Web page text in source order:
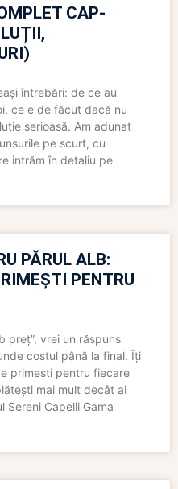
CAP-
întrebări: de ce au
ce e de făcut dacă nu
serioasă. Am adunat
pe scurt, cu
intrăm în detaliu pe
PĂRUL ALB:
PENTRU
preț”, vrei un răspuns
costul până la final. Îți
primești pentru fiecare
mai mult decât ai
Sereni Capelli Gama